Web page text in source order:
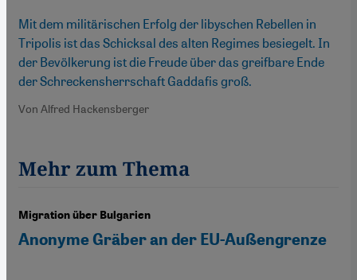
Mit dem militärischen Erfolg der libyschen Rebellen in
Tripolis ist das Schicksal des alten Regimes besiegelt. In
der Bevölkerung ist die Freude über das greifbare Ende
der Schreckensherrschaft Gaddafis groß.
Von Alfred Hackensberger
Mehr zum Thema
Migration über Bulgarien
Anonyme Gräber an der EU-Außengrenze